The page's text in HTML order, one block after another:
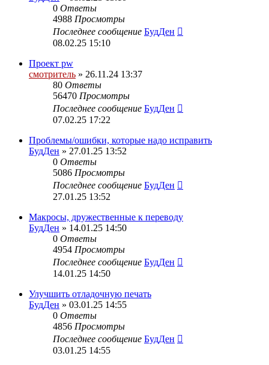
0 Ответы
4988 Просмотры
Последнее сообщение БудДен
08.02.25 15:10
Проект pw
смотритель » 26.11.24 13:37
80 Ответы
56470 Просмотры
Последнее сообщение БудДен
07.02.25 17:22
Проблемы/ошибки, которые надо исправить
БудДен » 27.01.25 13:52
0 Ответы
5086 Просмотры
Последнее сообщение БудДен
27.01.25 13:52
Макросы, дружественные к переводу
БудДен » 14.01.25 14:50
0 Ответы
4954 Просмотры
Последнее сообщение БудДен
14.01.25 14:50
Улучшить отладочную печать
БудДен » 03.01.25 14:55
0 Ответы
4856 Просмотры
Последнее сообщение БудДен
03.01.25 14:55